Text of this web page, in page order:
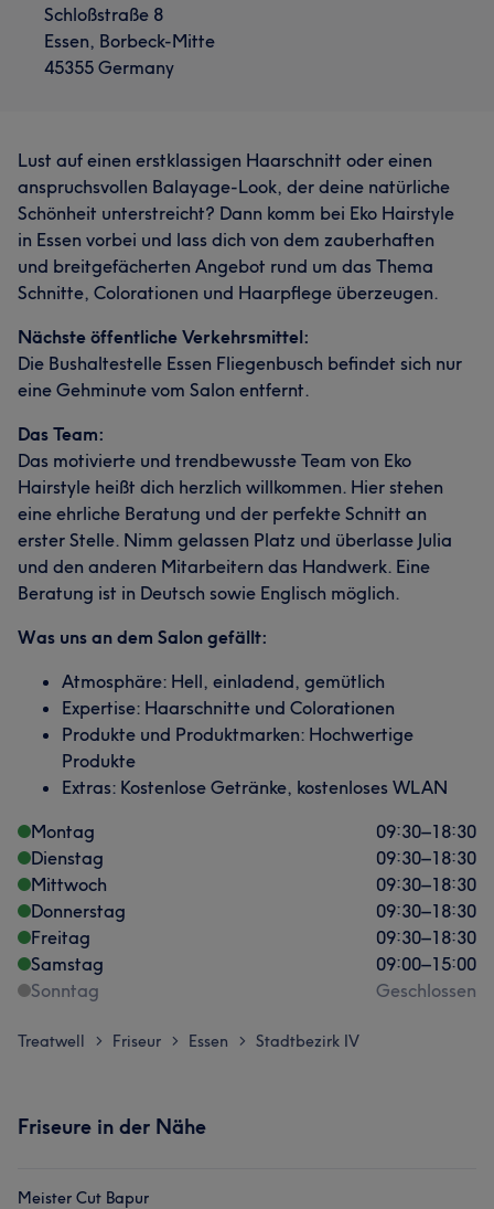
Schloßstraße 8
Essen, Borbeck-Mitte
45355 Germany
Lust auf einen erstklassigen Haarschnitt oder einen
anspruchsvollen Balayage-Look, der deine natürliche
Schönheit unterstreicht? Dann komm bei Eko Hairstyle
in Essen vorbei und lass dich von dem zauberhaften
und breitgefächerten Angebot rund um das Thema
Schnitte, Colorationen und Haarpflege überzeugen.
Nächste öffentliche Verkehrsmittel:
Die Bushaltestelle Essen Fliegenbusch befindet sich nur
eine Gehminute vom Salon entfernt.
Das Team:
Das motivierte und trendbewusste Team von Eko
Hairstyle heißt dich herzlich willkommen. Hier stehen
eine ehrliche Beratung und der perfekte Schnitt an
erster Stelle. Nimm gelassen Platz und überlasse Julia
und den anderen Mitarbeitern das Handwerk. Eine
Beratung ist in Deutsch sowie Englisch möglich.
Was uns an dem Salon gefällt:
Atmosphäre: Hell, einladend, gemütlich
Expertise: Haarschnitte und Colorationen
Produkte und Produktmarken: Hochwertige
Produkte
Extras: Kostenlose Getränke, kostenloses WLAN
Montag
09:30–18:30
Dienstag
09:30–18:30
Mittwoch
09:30–18:30
Donnerstag
09:30–18:30
Freitag
09:30–18:30
Samstag
09:00–15:00
Sonntag
Geschlossen
Treatwell > Friseur > Essen > Stadtbezirk IV
Friseure in der Nähe
Meister Cut Bapur